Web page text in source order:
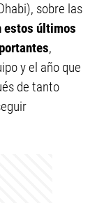
sobre las
estos últimos
,
y el año que
de tanto